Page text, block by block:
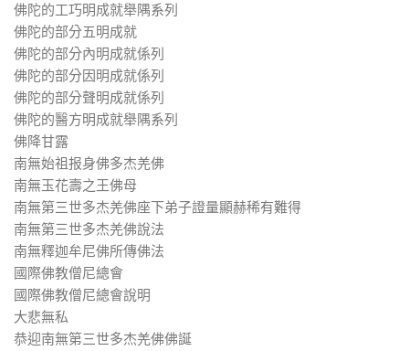
佛陀的工巧明成就舉隅系列
佛陀的部分五明成就
佛陀的部分內明成就係列
佛陀的部分因明成就係列
佛陀的部分聲明成就係列
佛陀的醫方明成就舉隅系列
佛降甘露
南無始祖报身佛多杰羌佛
南無玉花壽之王佛母
南無第三世多杰羌佛座下弟子證量顯赫稀有難得
南無第三世多杰羌佛說法
南無釋迦牟尼佛所傳佛法
國際佛教僧尼總會
國際佛教僧尼總會說明
大悲無私
恭迎南無第三世多杰羌佛佛誕